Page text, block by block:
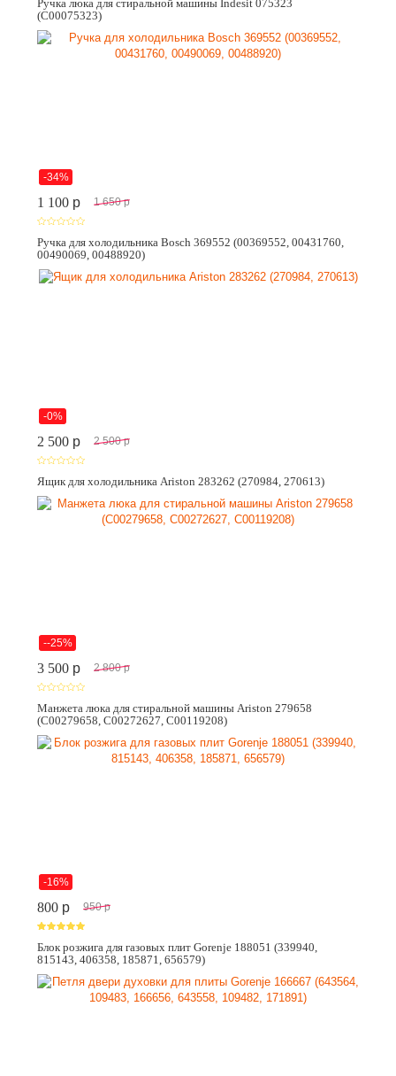
Ручка люка для стиральной машины Indesit 075323
(C00075323)
-34%
1 100 p 1 650 p
Ручка для холодильника Bosch 369552 (00369552, 00431760,
00490069, 00488920)
-0%
2 500 p 2 500 p
Ящик для холодильника Ariston 283262 (270984, 270613)
--25%
3 500 p 2 800 p
Манжета люка для стиральной машины Ariston 279658
(C00279658, C00272627, C00119208)
-16%
800 p 950 p
Блок розжига для газовых плит Gorenje 188051 (339940,
815143, 406358, 185871, 656579)